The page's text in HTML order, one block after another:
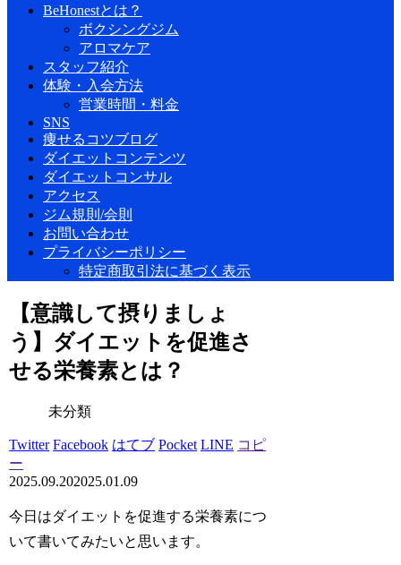
BeHonestとは？
ボクシングジム
アロマケア
スタッフ紹介
体験・入会方法
営業時間・料金
SNS
痩せるコツブログ
ダイエットコンテンツ
ダイエットコンサル
アクセス
ジム規則/会則
お問い合わせ
プライバシーポリシー
特定商取引法に基づく表示
【意識して摂りましょ
う】ダイエットを促進さ
せる栄養素とは？
未分類
Twitter Facebook はてブ Pocket LINE コピ
ー
2025.09.202025.01.09
今日はダイエットを促進する栄養素につ
いて書いてみたいと思います。